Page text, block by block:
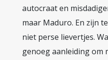
autocraat en
maar Maduro. En zijn
niet perse lievertjes.
genoeg aanleiding om